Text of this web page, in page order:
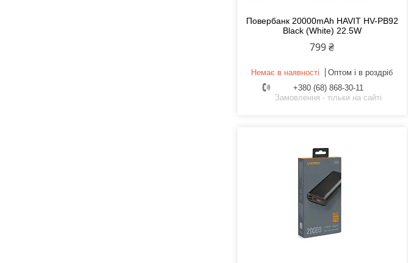
Повербанк 20000mAh HAVIT HV-PB92
Black (White) 22.5W
799 ₴
Немає в наявності
Оптом і в роздріб
+380 (68) 868-30-11
Замовлення - тільки на сайті